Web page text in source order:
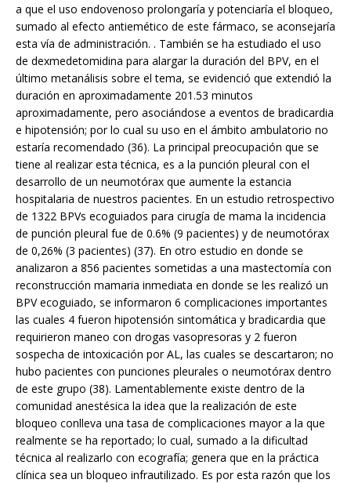
a que el uso endovenoso prolongaría y potenciaría el bloqueo,
sumado al efecto antiemético de este fármaco, se aconsejaría
esta vía de administración. . También se ha estudiado el uso
de dexmedetomidina para alargar la duración del BPV, en el
último metanálisis sobre el tema, se evidenció que extendió la
duración en aproximadamente 201.53 minutos
aproximadamente, pero asociándose a eventos de bradicardia
e hipotensión; por lo cual su uso en el ámbito ambulatorio no
estaría recomendado (36). La principal preocupación que se
tiene al realizar esta técnica, es a la punción pleural con el
desarrollo de un neumotórax que aumente la estancia
hospitalaria de nuestros pacientes. En un estudio retrospectivo
de 1322 BPVs ecoguiados para cirugía de mama la incidencia
de punción pleural fue de 0.6% (9 pacientes) y de neumotórax
de 0,26% (3 pacientes) (37). En otro estudio en donde se
analizaron a 856 pacientes sometidas a una mastectomía con
reconstrucción mamaria inmediata en donde se les realizó un
BPV ecoguiado, se informaron 6 complicaciones importantes
las cuales 4 fueron hipotensión sintomática y bradicardia que
requirieron maneo con drogas vasopresoras y 2 fueron
sospecha de intoxicación por AL, las cuales se descartaron; no
hubo pacientes con punciones pleurales o neumotórax dentro
de este grupo (38). Lamentablemente existe dentro de la
comunidad anestésica la idea que la realización de este
bloqueo conlleva una tasa de complicaciones mayor a la que
realmente se ha reportado; lo cual, sumado a la dificultad
técnica al realizarlo con ecografía; genera que en la práctica
clínica sea un bloqueo infrautilizado. Es por esta razón que los